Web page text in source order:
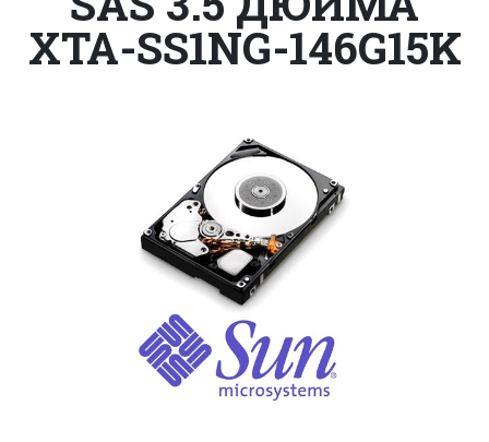
XTA-SS1NG-146G15K